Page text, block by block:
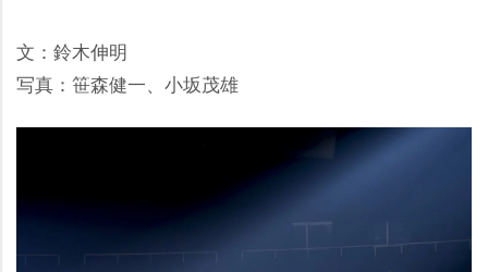
文：鈴木伸明
写真：笹森健一、小坂茂雄